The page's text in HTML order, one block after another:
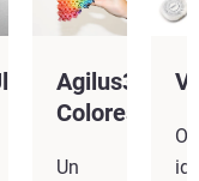
Agilus30™
Colores
Un